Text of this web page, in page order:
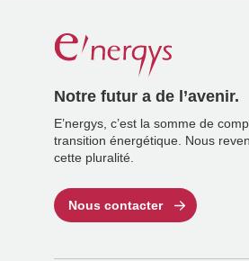
Notre futur a de l’avenir.
E’nergys, c’est la somme de
transition énergétique. Nous
cette pluralité.
Nous contacter